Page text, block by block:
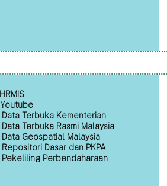
HRMIS
Youtube
Data Terbuka Kementerian
Data Terbuka Rasmi Malaysia
Data Geospatial Malaysia
Repositori Dasar dan PKPA
Pekeliling Perbendaharaan